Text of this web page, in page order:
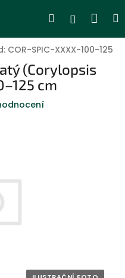
Hledat
COR-SPIC-XXXX-100-125
(Corylopsis
cm